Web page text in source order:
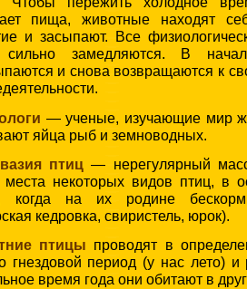
пища, животные находят
и засыпают. Все
сильно замедляются. В
и снова возвращаются к
— ученые, изучающие мир
яйца рыб и земноводных.
птиц — нерегулярный
некоторых видов птиц, в
когда на их родине
кедровка, свиристель, юрок).
птицы проводят в
гнездовой период (у нас лето) и
время года они обитают в